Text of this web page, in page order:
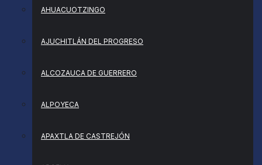
AHUACUOTZINGO
AJUCHITLÁN DEL PROGRESO
ALCOZAUCA DE GUERRERO
ALPOYECA
APAXTLA DE CASTREJÓN